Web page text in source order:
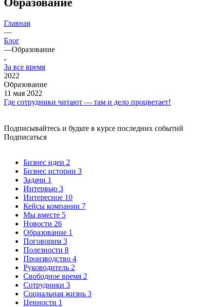
Главная
—
Блог
—Образование
За все время
2022
Образование
11 мая 2022
Где сотрудники читают ― там и дело процветает!
Подписывайтесь и будьте в курсе последних событий
Подписаться
Бизнес идеи 2
Бизнес истории 3
Задачи 1
Интервью 3
Интересное 10
Кейсы компании 7
Мы вместе 5
Новости 26
Образование 1
Поговорим 3
Полезности 8
Производство 4
Руководитель 2
Свободное время 2
Сотрудники 3
Социальная жизнь 3
Ценности 1